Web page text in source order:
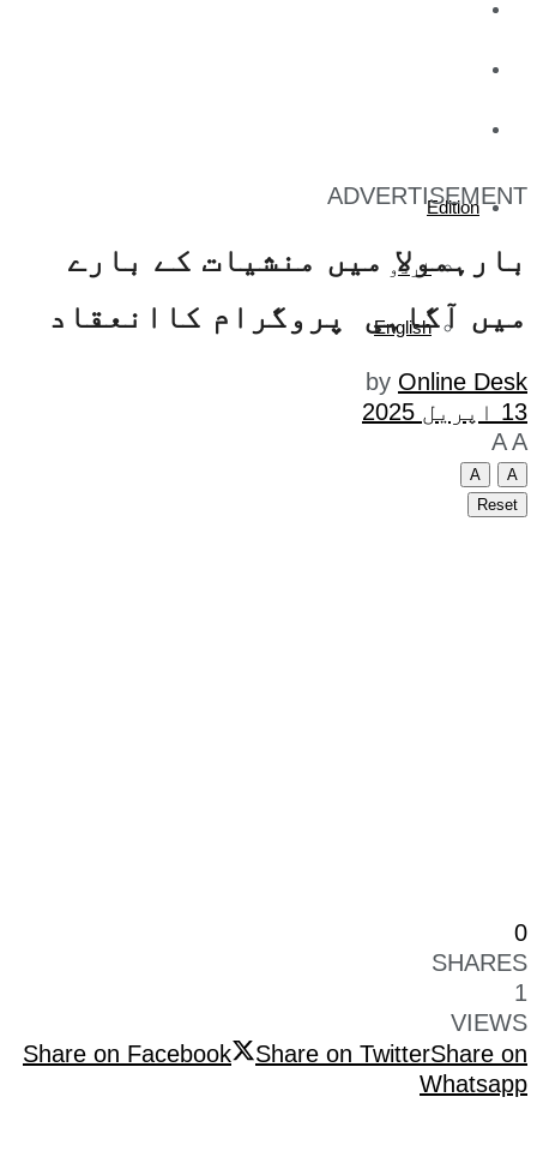
Edition
اردو
English
ADVERTISEMENT
بارہمولا میں منشیات کے بارے
میں آگاہی پروگرام کاانعقاد
by Online Desk
13 اپریل 2025
A A
A
A
Reset
0
SHARES
1
VIEWS
Share on Facebook
Share on TwitterShare on
Whatsapp